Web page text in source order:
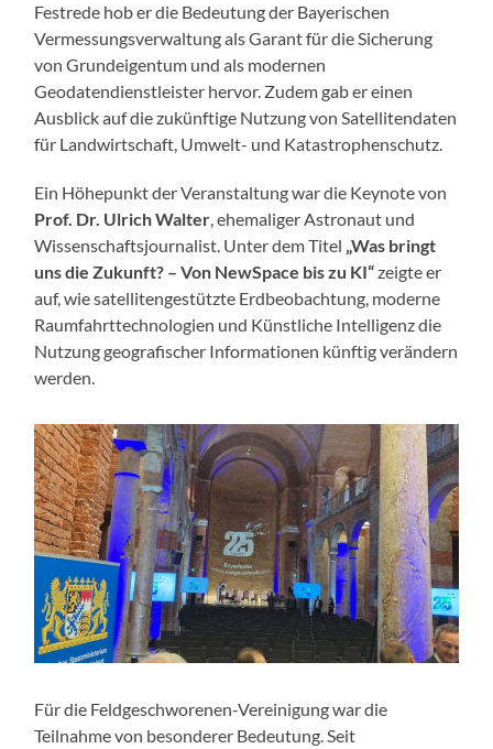
Festrede hob er die Bedeutung der Bayerischen
Vermessungsverwaltung als Garant für die Sicherung
von Grundeigentum und als modernen
Geodatendienstleister hervor. Zudem gab er einen
Ausblick auf die zukünftige Nutzung von Satellitendaten
für Landwirtschaft, Umwelt- und Katastrophenschutz.
Ein Höhepunkt der Veranstaltung war die Keynote von
Prof. Dr. Ulrich Walter, ehemaliger Astronaut und
Wissenschaftsjournalist. Unter dem Titel „Was bringt
uns die Zukunft? – Von NewSpace bis zu KI“zeigte er
auf, wie satellitengestützte Erdbeobachtung, moderne
Raumfahrttechnologien und Künstliche Intelligenz die
Nutzung geografischer Informationen künftig verändern
werden.
Für die Feldgeschworenen-Vereinigung war die
Teilnahme von besonderer Bedeutung. Seit